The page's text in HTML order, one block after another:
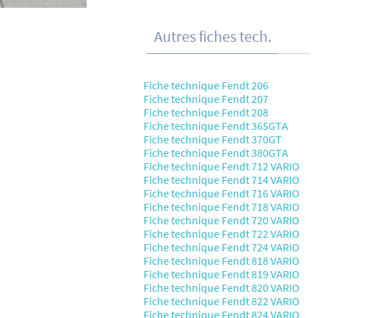
Autres fiches tech.
Fiche technique Fendt 206
Fiche technique Fendt 207
Fiche technique Fendt 208
Fiche technique Fendt 365GTA
Fiche technique Fendt 370GT
Fiche technique Fendt 380GTA
Fiche technique Fendt 712 VARIO
Fiche technique Fendt 714 VARIO
Fiche technique Fendt 716 VARIO
Fiche technique Fendt 718 VARIO
Fiche technique Fendt 720 VARIO
Fiche technique Fendt 722 VARIO
Fiche technique Fendt 724 VARIO
Fiche technique Fendt 818 VARIO
Fiche technique Fendt 819 VARIO
Fiche technique Fendt 820 VARIO
Fiche technique Fendt 822 VARIO
Fiche technique Fendt 824 VARIO